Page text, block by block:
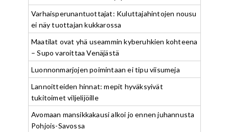
Varhaisperunantuottajat: Kuluttajahintojen nousu
ei näy tuottajan kukkarossa
Maatilat ovat yhä useammin kyberuhkien kohteena
– Supo varoittaa Venäjästä
Luonnonmarjojen poimintaan ei tipu viisumeja
Lannoitteiden hinnat: mepit hyväksyivät
tukitoimet viljelijöille
Avomaan mansikkakausi alkoi jo ennen juhannusta
Pohjois-Savossa